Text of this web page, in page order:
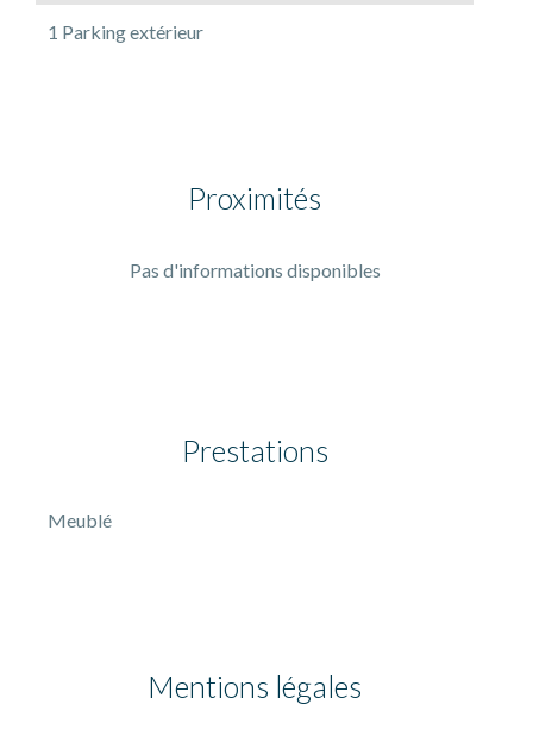
1 Parking extérieur
Proximités
Pas d'informations disponibles
Prestations
Meublé
Mentions légales